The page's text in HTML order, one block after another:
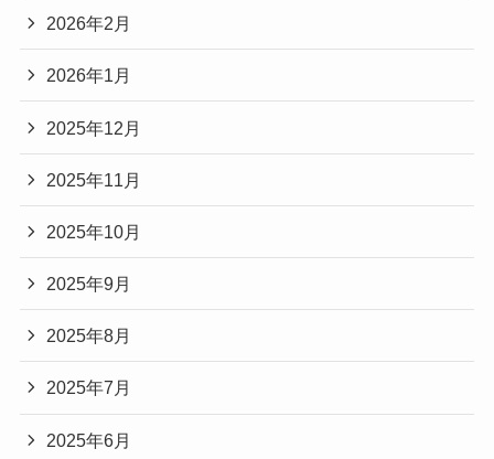
2026年2月
2026年1月
2025年12月
2025年11月
2025年10月
2025年9月
2025年8月
2025年7月
2025年6月